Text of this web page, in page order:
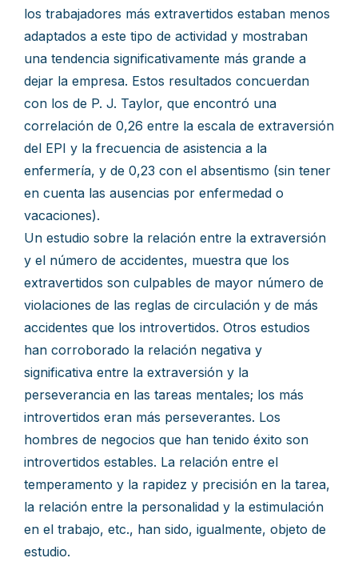
los trabajadores más extravertidos estaban menos
adaptados a este tipo de actividad y mostraban
una tendencia significativamente más grande a
dejar la empresa. Estos resultados concuerdan
con los de P. J. Taylor, que encontró una
correlación de 0,26 entre la escala de extraversión
del EPI y la frecuencia de asistencia a la
enfermería, y de 0,23 con el absentismo (sin tener
en cuenta las ausencias por enfermedad o
vacaciones).
Un estudio sobre la relación entre la extraversión
y el número de accidentes, muestra que los
extravertidos son culpables de mayor número de
violaciones de las reglas de circulación y de más
accidentes que los introvertidos. Otros estudios
han corroborado la relación negativa y
significativa entre la extraversión y la
perseverancia en las tareas mentales; los más
introvertidos eran más perseverantes. Los
hombres de negocios que han tenido éxito son
introvertidos estables. La relación entre el
temperamento y la rapidez y precisión en la tarea,
la relación entre la personalidad y la estimulación
en el trabajo, etc., han sido, igualmente, objeto de
estudio.